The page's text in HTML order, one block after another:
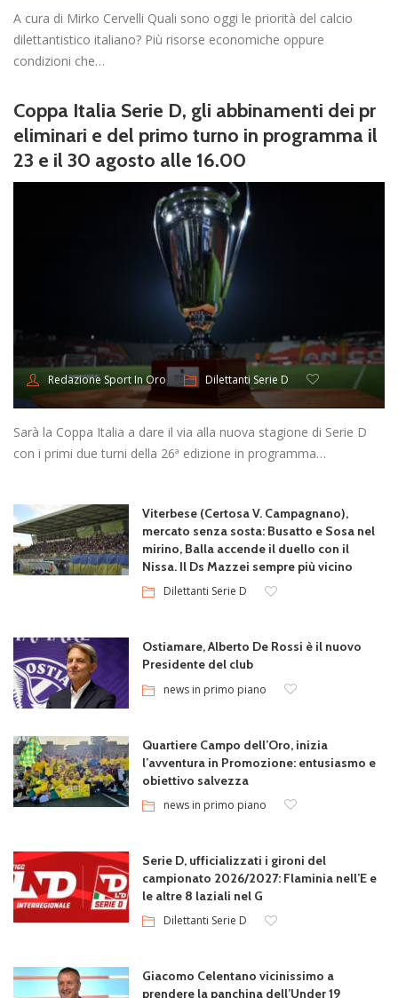
A cura di Mirko Cervelli Quali sono oggi le priorità del calcio
dilettantistico italiano? Più risorse economiche oppure
condizioni che…
Coppa Italia Serie D, gli abbinamenti dei pr
eliminari e del primo turno in programma il
23 e il 30 agosto alle 16.00
Redazione Sport In Oro Dilettanti Serie D
Sarà la Coppa Italia a dare il via alla nuova stagione di Serie D
con i primi due turni della 26ª edizione in programma…
Viterbese (Certosa V. Campagnano),
mercato senza sosta: Busatto e Sosa nel
mirino, Balla accende il duello con il
Nissa. Il Ds Mazzei sempre più vicino
Dilettanti Serie D
Ostiamare, Alberto De Rossi è il nuovo
Presidente del club
news in primo piano
Quartiere Campo dell’Oro, inizia
l’avventura in Promozione: entusiasmo e
obiettivo salvezza
news in primo piano
Serie D, ufficializzati i gironi del
campionato 2026/2027: Flaminia nell’E e
le altre 8 laziali nel G
Dilettanti Serie D
Giacomo Celentano vicinissimo a
prendere la panchina dell’Under 19